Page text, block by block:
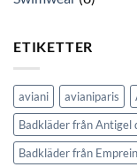
ETIKETTER
aviani avianiparis
Badkläder från Antigel
Badkläder från